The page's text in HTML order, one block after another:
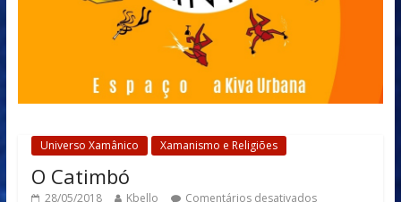
Universo Xamânico Xamanismo e Religiões
O Catimbó
28/05/2018 Kbello Comentários desativados